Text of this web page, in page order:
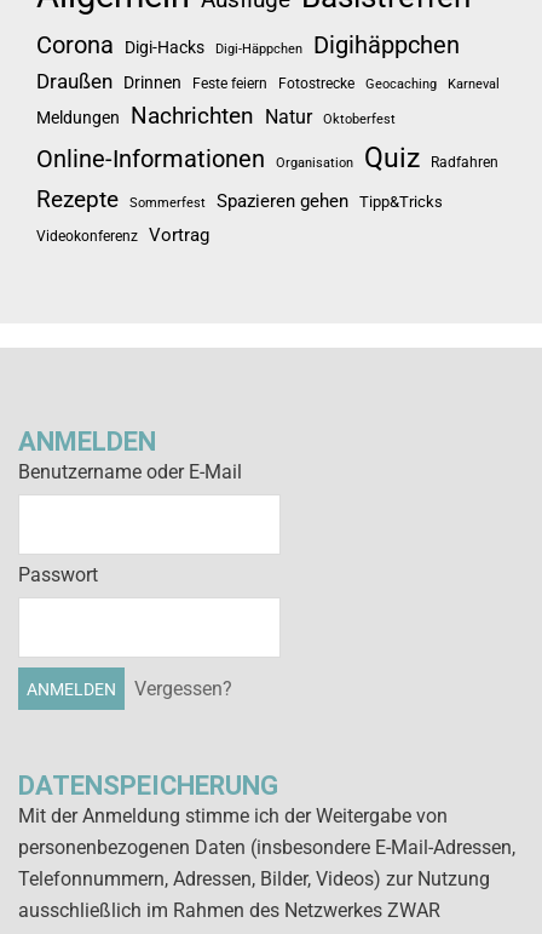
Corona Digi-Hacks Digi-Häppchen Digihäppchen
Draußen Drinnen Feste feiern Fotostrecke Geocaching Karneval
Meldungen Nachrichten Natur Oktoberfest
Online-Informationen Organisation Quiz Radfahren
Rezepte Sommerfest Spazieren gehen Tipp&Tricks
Videokonferenz Vortrag
ANMELDEN
Benutzername oder E-Mail
Passwort
Vergessen?
DATENSPEICHERUNG
Mit der Anmeldung stimme ich der Weitergabe von
personenbezogenen Daten (insbesondere E-Mail-Adressen,
Telefonnummern, Adressen, Bilder, Videos) zur Nutzung
ausschließlich im Rahmen des Netzwerkes ZWAR